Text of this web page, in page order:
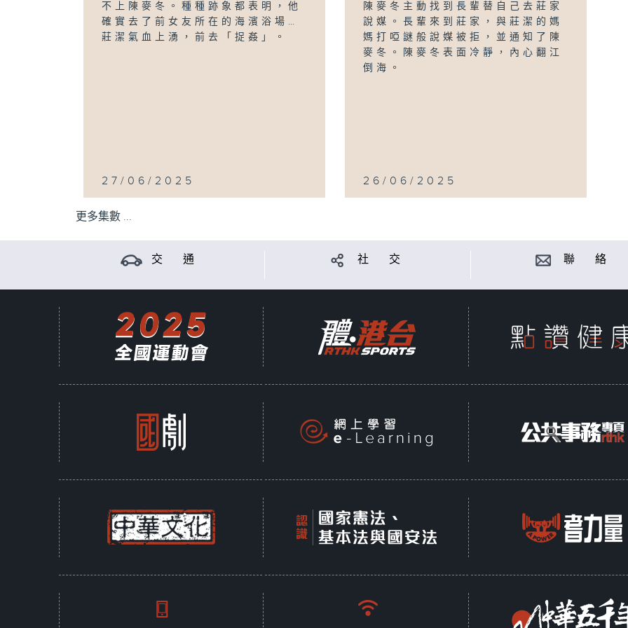
不上陳麥冬。種種跡象都表明，他
確實去了前女友所在的海濱浴場…
莊潔氣血上湧，前去「捉姦」。
27/06/2025
陳麥冬主動找到長輩替自己去莊家
說媒。長輩來到莊家，與莊潔的媽
媽打啞謎般說媒被拒，並通知了陳
麥冬。陳麥冬表面冷靜，內心翻江
倒海。
26/06/2025
更多集數 ...
交 通 社 交 聯 絡